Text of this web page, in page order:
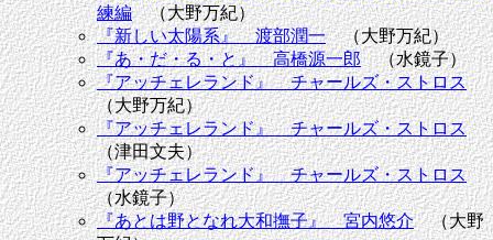
練編（大野万紀）
『新しい太陽系』 渡部潤一（大野万紀）
『あ・だ・る・と』 高橋源一郎（水鏡子）
『アッチェレランド』 チャールズ・ストロス
（大野万紀）
『アッチェレランド』 チャールズ・ストロス
（津田文夫）
『アッチェレランド』 チャールズ・ストロス
（水鏡子）
『あとは野となれ大和撫子』 宮内悠介（大野